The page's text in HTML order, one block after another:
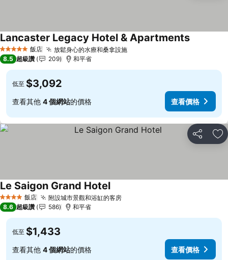
5 星級 飯店 放鬆身心的水療和桑拿設施查看價格
Lancaster Legacy Hotel & Apartments查看價格
8.5 超級讚 209 和平省
低至 $3,092
查看其他 4 個網站的價格 查看價格
分享 加
4 星級 飯店 附設城市景觀和浴缸的客房查看價格
Le Saigon Grand Hotel查看價格
8.6 超級讚 586 和平省
低至 $1,433
查看其他 4 個網站的價格 查看價格